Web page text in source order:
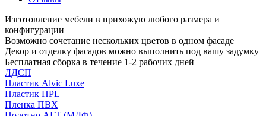
Изготовление мебели в прихожую любого размера и
конфигурации
Возможно сочетание нескольких цветов в одном фасаде
Декор и отделку фасадов можно выполнить под вашу задумку
Бесплатная сборка в течение 1-2 рабочих дней
ЛДСП
Пластик Alvic Luxe
Пластик HPL
Пленка ПВХ